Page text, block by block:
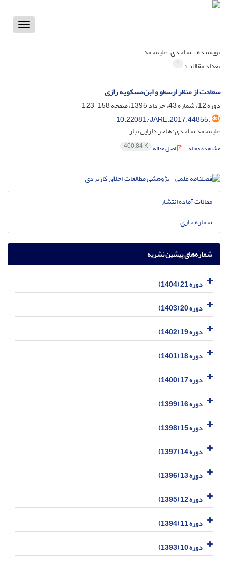
Toggle
نویسنده =ساجدی، علیمحمد
تعداد مقالات: 1
سعادت از منظر ارسطو و ابن‌مسکویه رازی
دوره 12، شماره 43، خرداد 1395، صفحه
158-123
10.22081/JARE.2017.44855.
علیمحمد ساجدی؛ هاجر دارایی تبار
مشاهده مقاله اصل مقاله 400.84 K
مقالات آماده انتشار
شماره جاری
شماره‌های پیشین نشریه
دوره 21 (1404)
دوره 20 (1403)
دوره 19 (1402)
دوره 18 (1401)
دوره 17 (1400)
دوره 16 (1399)
دوره 15 (1398)
دوره 14 (1397)
دوره 13 (1396)
دوره 12 (1395)
دوره 11 (1394)
دوره 10 (1393)